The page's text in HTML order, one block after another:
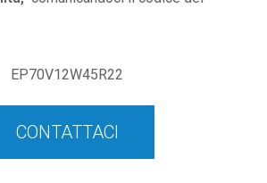
EP70V12W45R22
CONTATTACI